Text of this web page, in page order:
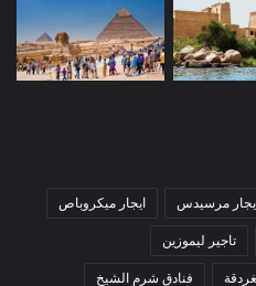
مرسيدس ايجار ميكروباص
تاجير ليموزين
فنادق شرم الشيخ